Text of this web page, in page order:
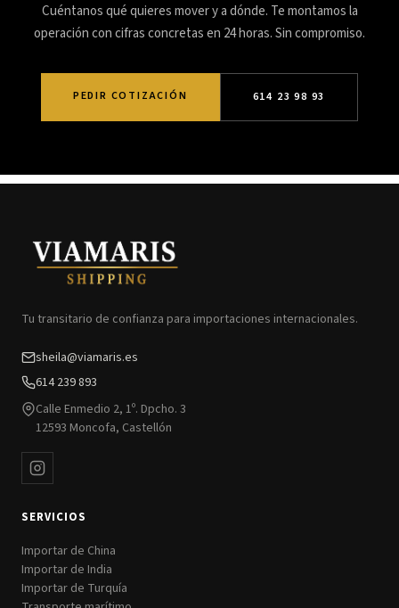
Cuéntanos qué quieres mover y a dónde. Te montamos la
operación con cifras concretas en 24 horas. Sin compromiso.
PEDIR COTIZACIÓN 614 23 98 93
Tu transitario de confianza para importaciones internacionales.
sheila@viamaris.es
614 239 893
Calle Enmedio 2, 1º. Dpcho. 3
12593 Moncofa, Castellón
SERVICIOS
Importar de China
Importar de India
Importar de Turquía